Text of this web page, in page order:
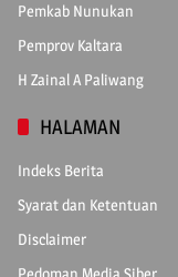
Pemkab Nunukan
Pemprov Kaltara
H Zainal A Paliwang
HALAMAN
Indeks Berita
Syarat dan Ketentuan
Disclaimer
Pedoman Media Siber